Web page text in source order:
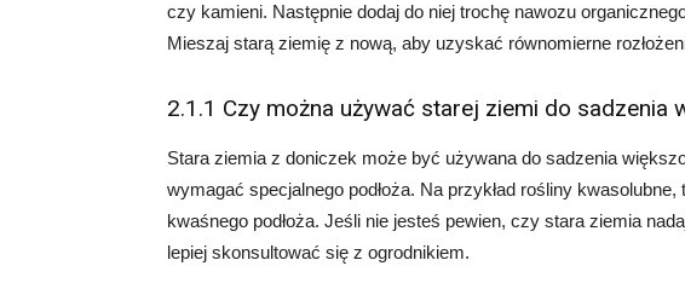
czy kamieni. Następnie dodaj do niej trochę nawozu
Mieszaj starą ziemię z nową, aby uzyskać równomierne
2.1.1 Czy można używać starej ziemi do sadzenia
Stara ziemia z doniczek może być używana do sadzenia
wymagać specjalnego podłoża. Na przykład rośliny
kwaśnego podłoża. Jeśli nie jesteś pewien, czy stara ziemia
lepiej skonsultować się z ogrodnikiem.